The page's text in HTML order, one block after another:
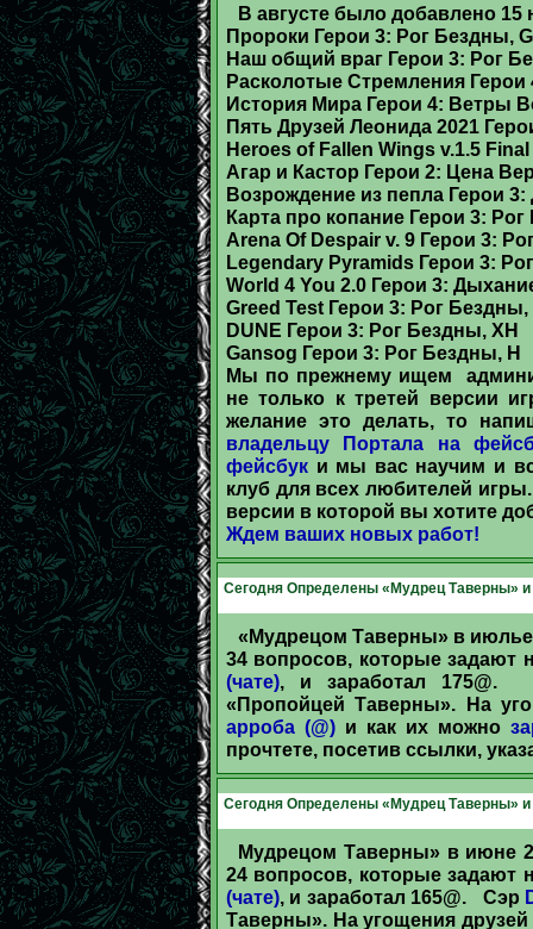
В августе было добавлено
Пророки Герои 3: Рог Бездны, G
Наш общий враг Герои 3: Рог
Расколотые Стремления
История Мира Герои 4: Ветры
Пять Друзей Леонида 2021
Heroes of Fallen Wings v.1.5
Агар и Кастор Герои 2: Цена
Возрождение из пепла Герои
Карта про копание Герои 3:
Arena Of Despair v. 9 Герои 3:
Legendary Pyramids Герои 3:
World 4 You 2.0 Герои 3:
Greed Test Герои 3: Рог Бездны,
DUNE Герои 3: Рог Бездны, XH
Gansog Герои 3: Рог Бездны, H
Мы по прежнему ищем
не только к третей версии
желание это делать, то
владельцу Портала на
фейсбук и мы вас научим и
клуб для всех любителей
версии в которой вы хотите
Ждем ваших новых работ!
Сегодня Определены «Мудрец Таверны»
«Мудрецом Таверны» в
34 вопросов, которые
(чате), и заработал
«Пропойцей Таверны». На
арроба (@) и как их можно
прочтете, посетив ссылки,
Сегодня Определены «Мудрец Таверны»
Мудрецом Таверны» в июне
24 вопросов, которые
(чате), и заработал 165@. Сэр
Таверны». На угощения